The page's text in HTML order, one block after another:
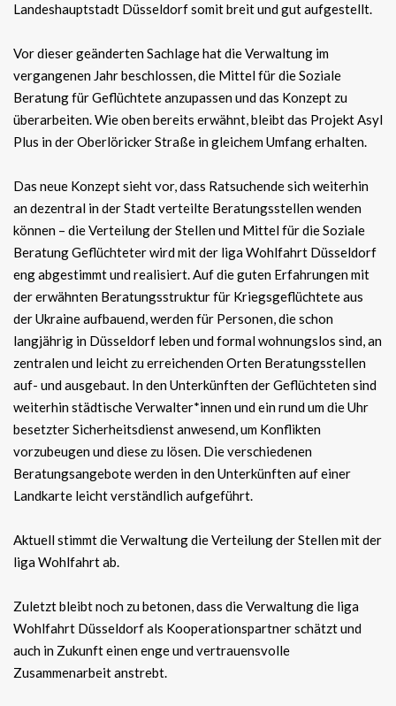
Landeshauptstadt Düsseldorf somit breit und gut aufgestellt.
Vor dieser geänderten Sachlage hat die Verwaltung im
vergangenen Jahr beschlossen, die Mittel für die Soziale
Beratung für Geflüchtete anzupassen und das Konzept zu
überarbeiten. Wie oben bereits erwähnt, bleibt das Projekt Asyl
Plus in der Oberlöricker Straße in gleichem Umfang erhalten.
Das neue Konzept sieht vor, dass Ratsuchende sich weiterhin
an dezentral in der Stadt verteilte Beratungsstellen wenden
können – die Verteilung der Stellen und Mittel für die Soziale
Beratung Geflüchteter wird mit der liga Wohlfahrt Düsseldorf
eng abgestimmt und realisiert. Auf die guten Erfahrungen mit
der erwähnten Beratungsstruktur für Kriegsgeflüchtete aus
der Ukraine aufbauend, werden für Personen, die schon
langjährig in Düsseldorf leben und formal wohnungslos sind, an
zentralen und leicht zu erreichenden Orten Beratungsstellen
auf- und ausgebaut. In den Unterkünften der Geflüchteten sind
weiterhin städtische Verwalter*innen und ein rund um die Uhr
besetzter Sicherheitsdienst anwesend, um Konflikten
vorzubeugen und diese zu lösen. Die verschiedenen
Beratungsangebote werden in den Unterkünften auf einer
Landkarte leicht verständlich aufgeführt.
Aktuell stimmt die Verwaltung die Verteilung der Stellen mit der
liga Wohlfahrt ab.
Zuletzt bleibt noch zu betonen, dass die Verwaltung die liga
Wohlfahrt Düsseldorf als Kooperationspartner schätzt und
auch in Zukunft einen enge und vertrauensvolle
Zusammenarbeit anstrebt.